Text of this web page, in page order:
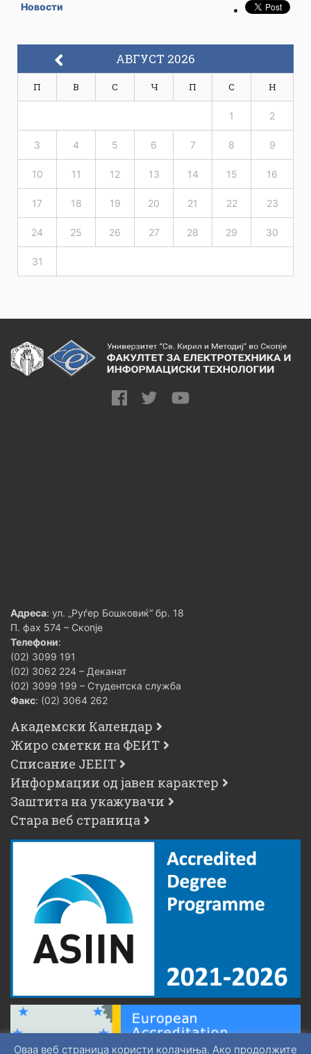
Новости
АВГУСТ 2026
П В С Ч П С Н
1 2
3 4 5 6 7 8 9
10 11 12 13 14 15 16
17 18 19 20 21 22 23
24 25 26 27 28 29 30
31
Адреса: ул. „Руѓер Бошковиќ“ бр. 18
П. фах 574 – Скопје
Телефони:
(02) 3099 191
(02) 3062 224 – Деканат
(02) 3099 199 – Студентска служба
Факс: (02) 3064 262
Академски Календар
Жиро сметки на ФЕИТ
Списание JEEIT
Информации од јавен карактер
Заштита на укажувачи
Стара веб страница
Оваа веб страница користи колачиња. Ако продолжите